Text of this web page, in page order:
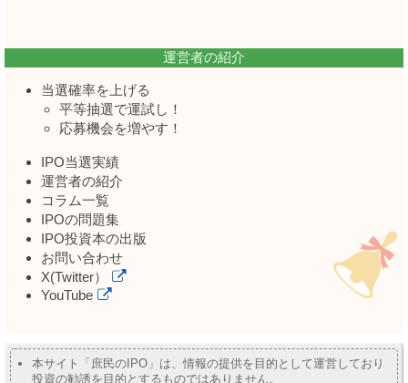
運営者の紹介
当選確率を上げる
平等抽選で運試し！
応募機会を増やす！
IPO当選実績
運営者の紹介
コラム一覧
IPOの問題集
IPO投資本の出版
お問い合わせ
X(Twitter）
YouTube
本サイト「庶民のIPO」は、情報の提供を目的として運営しており
投資の勧誘を目的とするものではありません。